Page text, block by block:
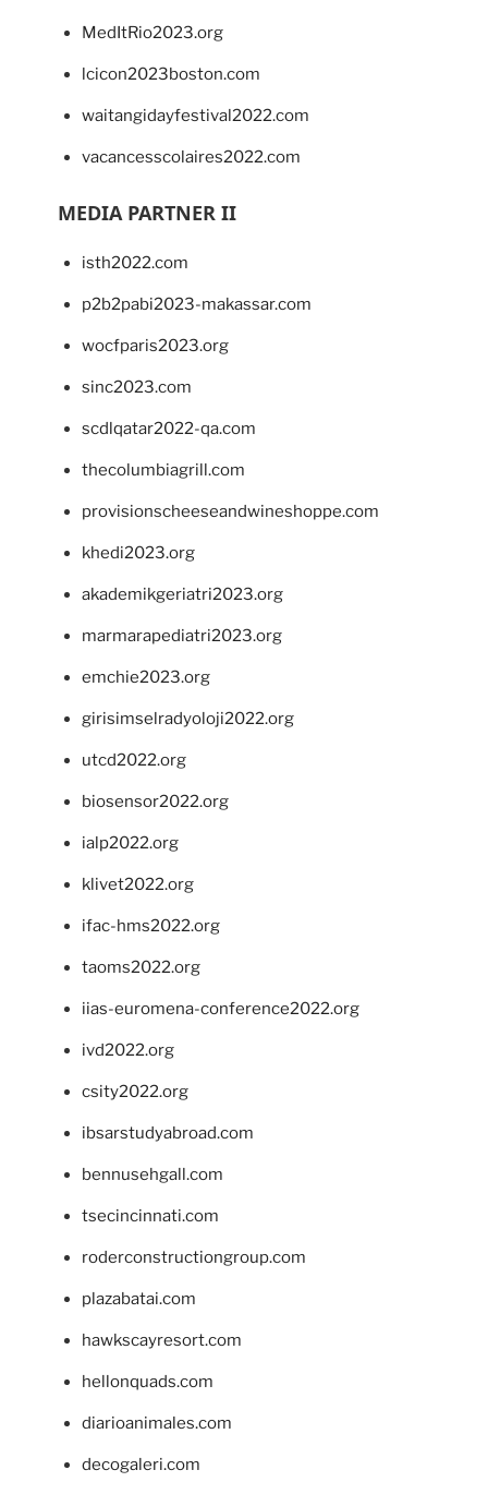
MedItRio2023.org
lcicon2023boston.com
waitangidayfestival2022.com
vacancesscolaires2022.com
MEDIA PARTNER II
isth2022.com
p2b2pabi2023-makassar.com
wocfparis2023.org
sinc2023.com
scdlqatar2022-qa.com
thecolumbiagrill.com
provisionscheeseandwineshoppe.com
khedi2023.org
akademikgeriatri2023.org
marmarapediatri2023.org
emchie2023.org
girisimselradyoloji2022.org
utcd2022.org
biosensor2022.org
ialp2022.org
klivet2022.org
ifac-hms2022.org
taoms2022.org
iias-euromena-conference2022.org
ivd2022.org
csity2022.org
ibsarstudyabroad.com
bennusehgall.com
tsecincinnati.com
roderconstructiongroup.com
plazabatai.com
hawkscayresort.com
hellonquads.com
diarioanimales.com
decogaleri.com